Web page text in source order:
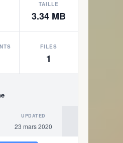
TAILLE
3.34 MB
FILES
1
UPDATED
23 mars 2020